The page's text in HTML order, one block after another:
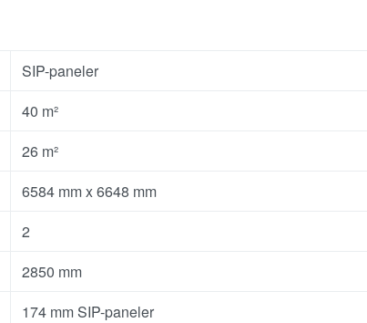
SIP-paneler
40 m²
26 m²
6584 mm x 6648 mm
2
2850 mm
174 mm SIP-paneler